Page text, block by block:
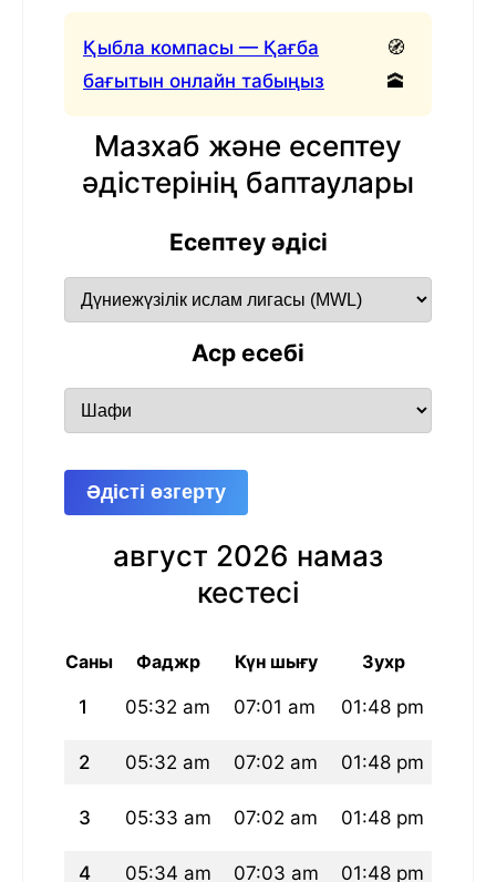
Қыбла компасы — Қағба
бағытын онлайн табыңыз
🧭
🕋
Мазхаб және есептеу
әдістерінің баптаулары
Есептеу әдісі
Аср есебі
Әдісті өзгерту
август 2026 намаз
кестесі
Саны Фаджр Күн шығу Зухр
1 05:32 am 07:01 am 01:48 pm
2 05:32 am 07:02 am 01:48 pm
3 05:33 am 07:02 am 01:48 pm
4 05:34 am 07:03 am 01:48 pm